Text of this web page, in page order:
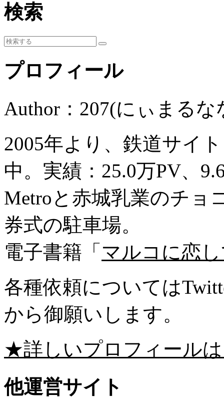
検索
プロフィール
Author：207(にぃまるな
2005年より、鉄道サイ
中。実績：25.0万PV、
Metroと赤城乳業のチョ
券式の駐車場。
電子書籍「 マルコに恋
各種依頼については
から御願いします。
★詳しいプロフィール
他運営サイト